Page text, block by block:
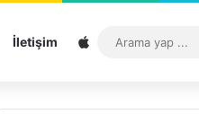
İletişim Sitemap